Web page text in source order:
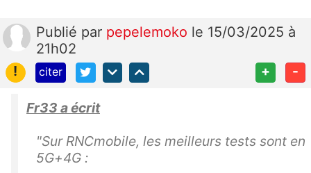
Publié par pepelemoko le 15/03/2025 à
21h02
!
citer + -
Fr33 a écrit
"Sur RNCmobile, les meilleurs tests sont en
5G+4G :